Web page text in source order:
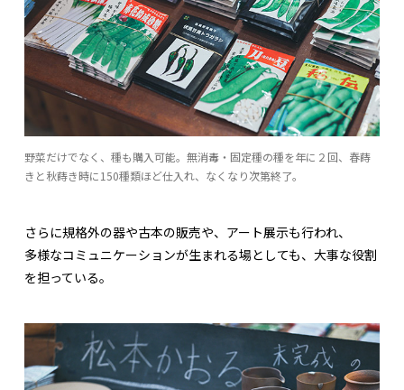
野菜だけでなく、種も購入可能。無消毒・固定種の種を年に２回、春蒔
きと秋蒔き時に150種類ほど仕入れ、なくなり次第終了。
さらに規格外の器や古本の販売や、アート展示も行われ、
多様なコミュニケーションが生まれる場としても、大事な役割
を担っている。